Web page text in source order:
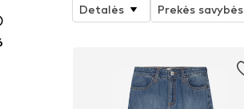
Detalės
Prekės savybės